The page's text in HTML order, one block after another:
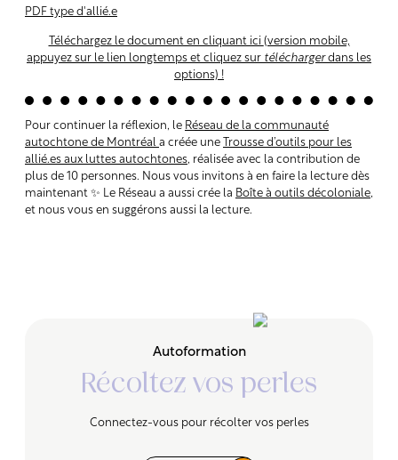
PDF type d'allié.e
Téléchargez le document en cliquant ici (version mobile,
appuyez sur le lien longtemps et cliquez sur téléchargerdans les
options) !
Pour continuer la réflexion, le Réseau de la communauté
autochtone de Montréal a créée une
Trousse d’outils pour les
allié.es aux luttes autochtones, réalisée avec la contribution de
plus de 10 personnes. Nous vous invitons à en faire la lecture dès
maintenant ✨ Le Réseau a aussi crée la Boîte à outils décoloniale,
et nous vous en suggérons aussi la lecture.
Autoformation
Récoltez vos perles
Connectez-vous pour récolter vos perles